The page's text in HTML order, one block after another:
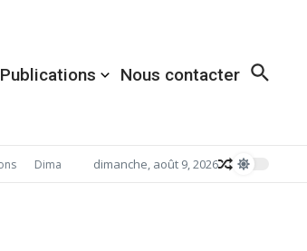
Publications Nous contacter
Dimanche 6 septembre 2026: Redécouvrez Acigné avec
dimanche, août 9, 2026